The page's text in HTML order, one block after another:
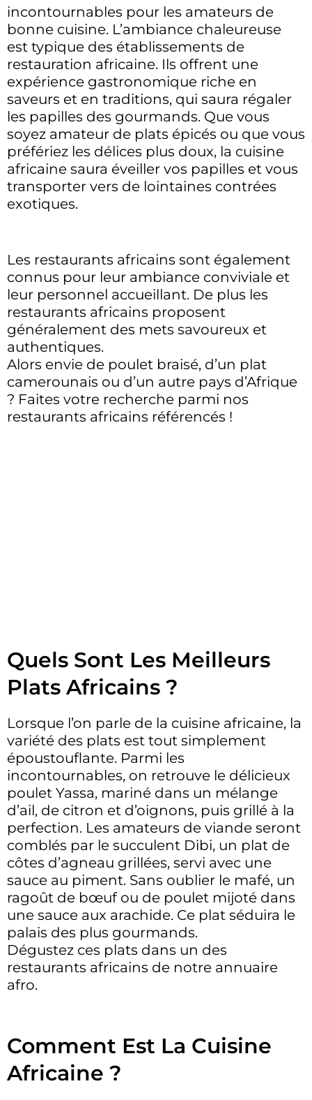
incontournables pour les amateurs de
bonne cuisine. L’ambiance chaleureuse
est typique des établissements de
restauration africaine. Ils offrent une
expérience gastronomique riche en
saveurs et en traditions, qui saura régaler
les papilles des gourmands. Que vous
soyez amateur de plats épicés ou que vous
préfériez les délices plus doux, la cuisine
africaine saura éveiller vos papilles et vous
transporter vers de lointaines contrées
exotiques.
Les restaurants africains sont également
connus pour leur ambiance conviviale et
leur personnel accueillant. De plus les
restaurants africains proposent
généralement des mets savoureux et
authentiques.
Alors envie de poulet braisé, d’un plat
camerounais ou d’un autre pays d’Afrique
? Faites votre recherche parmi nos
restaurants africains référencés !
Quels Sont Les Meilleurs
Plats Africains ?
Lorsque l’on parle de la cuisine africaine, la
variété des plats est tout simplement
époustouflante. Parmi les
incontournables, on retrouve le délicieux
poulet Yassa, mariné dans un mélange
d’ail, de citron et d’oignons, puis grillé à la
perfection. Les amateurs de viande seront
comblés par le succulent Dibi, un plat de
côtes d’agneau grillées, servi avec une
sauce au piment. Sans oublier le mafé, un
ragoût de bœuf ou de poulet mijoté dans
une sauce aux arachide. Ce plat séduira le
palais des plus gourmands.
Dégustez ces plats dans un des
restaurants africains de notre annuaire
afro.
Comment Est La Cuisine
Africaine ?